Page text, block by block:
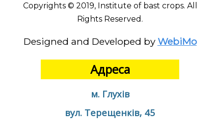
Copyrights © 2019, Institute of bast crops. All
Rights Reserved.
Designed and Developed by WebiMo
Адреса
м. Глухів
вул. Терещенків, 45